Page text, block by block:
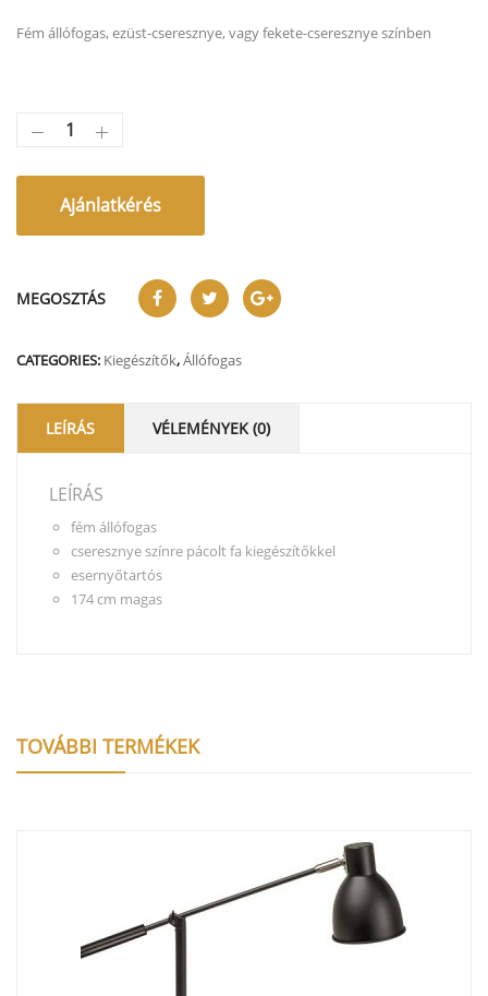
Fém állófogas, ezüst-cseresznye, vagy fekete-cseresznye színben
Ajánlatkérés
MEGOSZTÁS
CATEGORIES: Kiegészítők,Állófogas
LEÍRÁS VÉLEMÉNYEK (0)
LEÍRÁS
fém állófogas
cseresznye színre pácolt fa kiegészítőkkel
esernyőtartós
174 cm magas
TOVÁBBI TERMÉKEK